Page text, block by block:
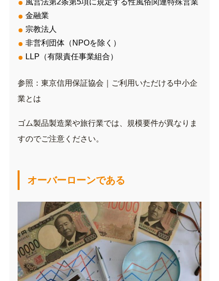
風営法第2条第5項に規定する性風俗関連特殊営業
金融業
宗教法人
非営利団体（NPOを除く）
LLP（有限責任事業組合）
参照： 東京信用保証協会｜ご利用いただける中小企
業とは
ゴム製品製造業や旅行業では、規模要件が異なりま
すのでご注意ください。
オーバーローンである